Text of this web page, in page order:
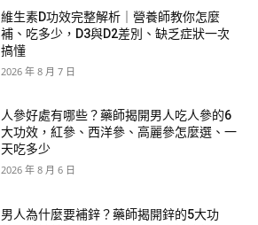
維生素D功效完整解析｜營養師教你怎麼
補、吃多少，D3與D2差別、缺乏症狀一次
搞懂
2026 年 8 月 7 日
人參好處有哪些？藥師揭開男人吃人參的6
大功效，紅參、西洋參、高麗參怎麼選、一
天吃多少
2026 年 8 月 6 日
男人為什麼要補鋅？藥師揭開鋅的5大功